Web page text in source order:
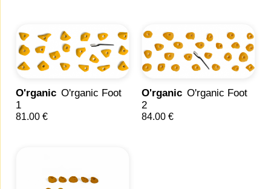
O'rganic O'rganic Foot
1
81.00 €
O'rganic O'rganic Foot
2
84.00 €